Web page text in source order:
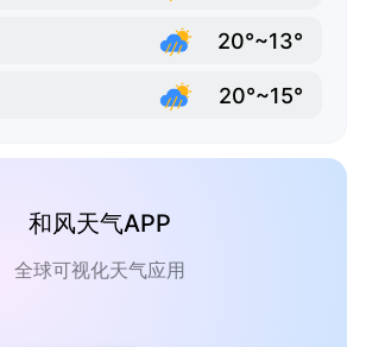
20°~13°
20°~15°
和风天气APP
全球可视化天气应用